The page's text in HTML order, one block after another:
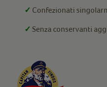
✓ Confezionati
✓ Senza conservanti